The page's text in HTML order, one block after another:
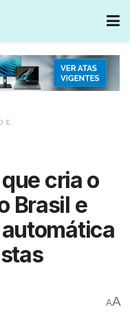
cria o
Brasil e
AA